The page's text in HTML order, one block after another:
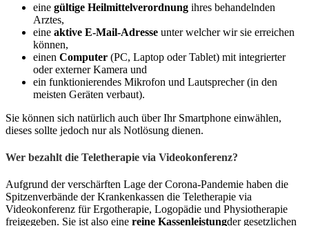
eine gültige Heilmittelverordnung ihres behandelnden
Arztes,
eine aktive E-Mail-Adresse unter welcher wir sie erreichen
können,
einen Computer (PC, Laptop oder Tablet) mit integrierter
oder externer Kamera und
ein funktionierendes Mikrofon und Lautsprecher (in den
meisten Geräten verbaut).
Sie können sich natürlich auch über Ihr Smartphone einwählen,
dieses sollte jedoch nur als Notlösung dienen.
Wer bezahlt die Teletherapie via Videokonferenz?
Aufgrund der verschärften Lage der Corona-Pandemie haben die
Spitzenverbände der Krankenkassen die Teletherapie via
Videokonferenz für Ergotherapie, Logopädie und Physiotherapie
freigegeben. Sie ist also eine reine Kassenleistungder gesetzlichen